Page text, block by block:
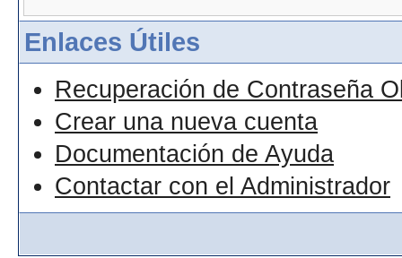
Enlaces Útiles
Recuperación de Contraseña
Crear una nueva cuenta
Documentación de Ayuda
Contactar con el Administrador